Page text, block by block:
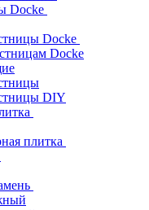
Docke
Docke
Docke
DIY
плитка